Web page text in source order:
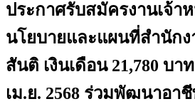
ประกาศรับสมัครงานเจ้า
นโยบายและแผนที่สำนัก
สันติ เงินเดือน 21,780 บา
เม.ย. 2568 ร่วมพัฒนาอา